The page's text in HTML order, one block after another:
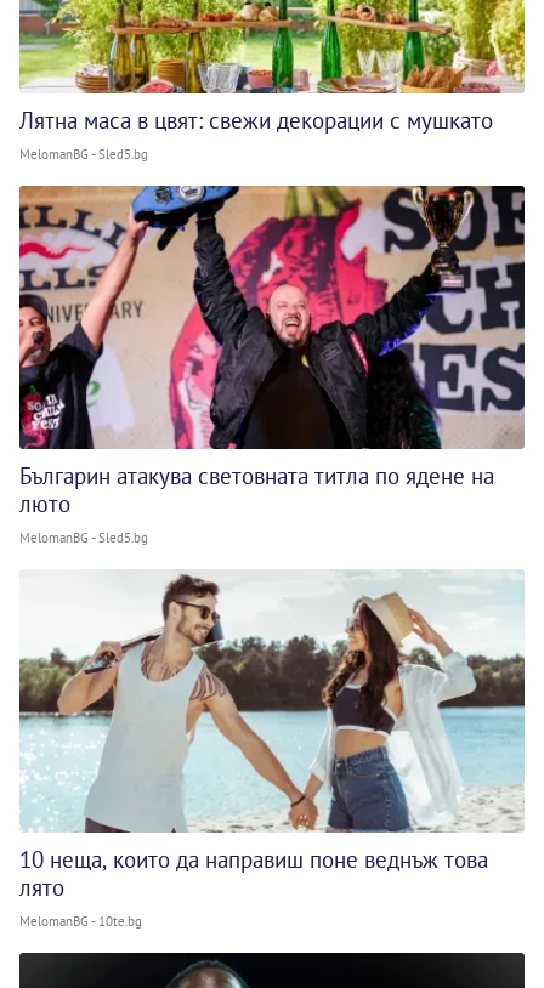
Лятна маса в цвят: свежи декорации с мушкато
MelomanBG - Sled5.bg
Българин атакува световната титла по ядене на
люто
MelomanBG - Sled5.bg
10 неща, които да направиш поне веднъж това
лято
MelomanBG - 10te.bg